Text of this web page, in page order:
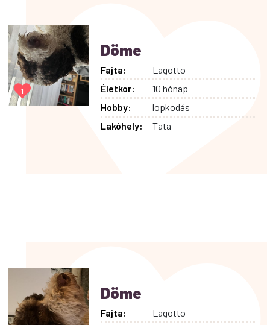
1
Döme
Fajta:
Lagotto
Életkor:
10 hónap
Hobby:
lopkodás
Lakóhely:
Tata
Döme
Fajta:
Lagotto